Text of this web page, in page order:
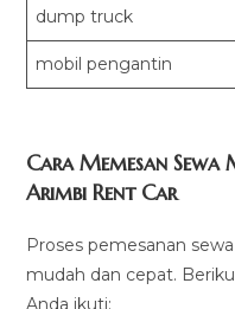
dump truck
mobil pengantin
Cara Memesan
Arimbi Rent Car
Proses pemesanan
mudah dan cepat.
Anda ikuti: